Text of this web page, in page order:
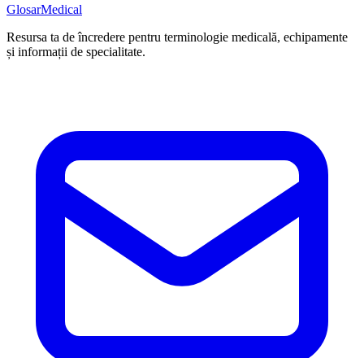
GlosarMedical
Resursa ta de încredere pentru terminologie medicală, echipamente
și informații de specialitate.